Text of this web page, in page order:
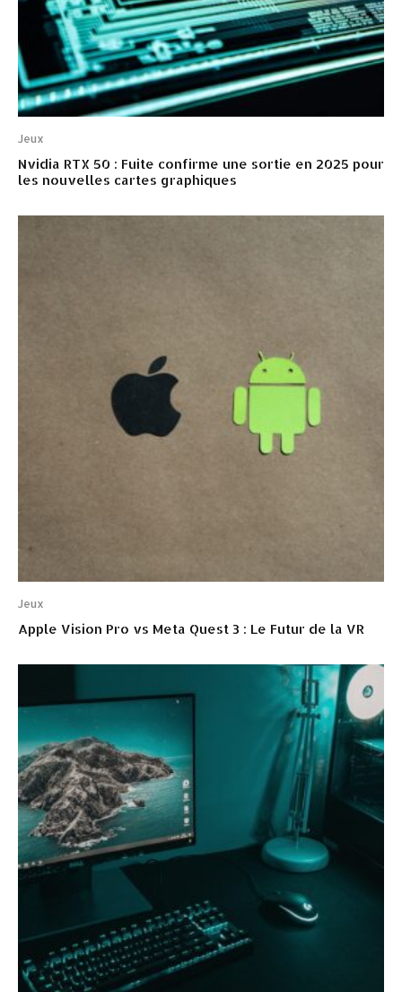
Jeux
Nvidia RTX 50 : Fuite confirme une sortie en 2025 pour
les nouvelles cartes graphiques
Jeux
Apple Vision Pro vs Meta Quest 3 : Le Futur de la VR